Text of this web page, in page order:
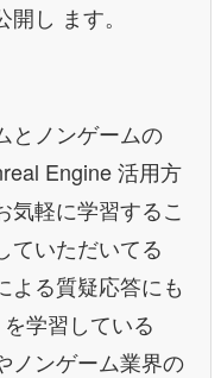
し ます。
とノンゲームの
Engine 活用方
気軽に学習するこ
ていただいてる
よる質疑応答にも
学習している
ノンゲーム業界の